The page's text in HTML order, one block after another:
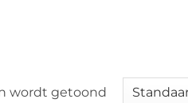
wordt getoond